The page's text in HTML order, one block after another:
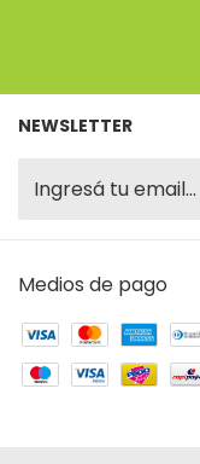
NEWSLETTER
Medios de pago